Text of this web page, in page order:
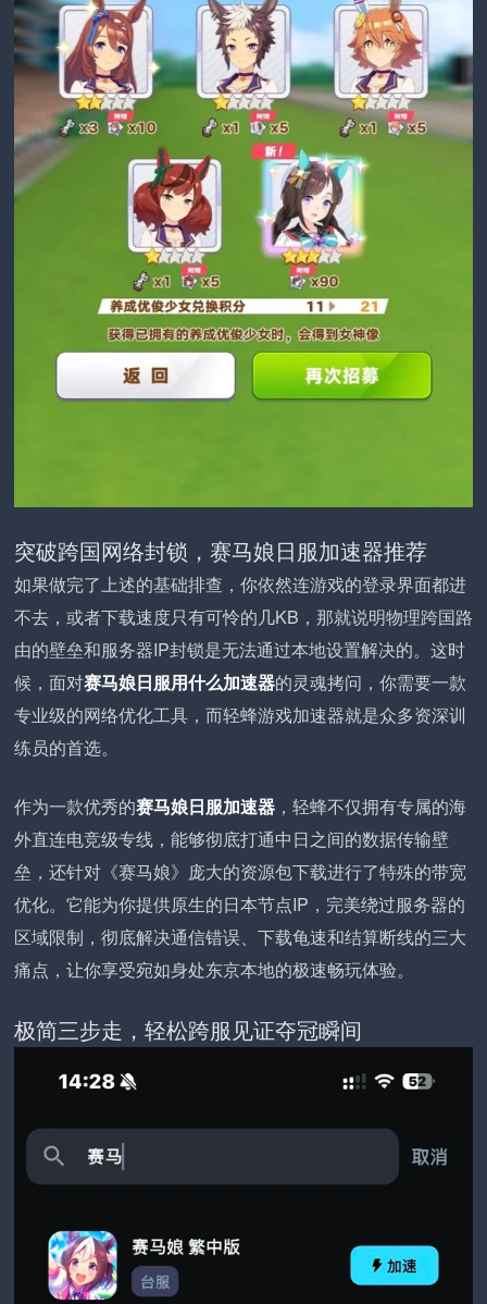
突破跨国网络封锁，赛马娘日服加速器推荐
如果做完了上述的基础排查，你依然连游戏的登录界面都进
不去，或者下载速度只有可怜的几KB，那就说明物理跨国路
由的壁垒和服务器IP封锁是无法通过本地设置解决的。这时
候，面对赛马娘日服用什么加速器的灵魂拷问，你需要一款
专业级的网络优化工具，而轻蜂游戏加速器就是众多资深训
练员的首选。
作为一款优秀的赛马娘日服加速器 ，轻蜂不仅拥有专属的海
外直连电竞级专线，能够彻底打通中日之间的数据传输壁
垒，还针对《赛马娘》庞大的资源包下载进行了特殊的带宽
优化。它能为你提供原生的日本节点IP，完美绕过服务器的
区域限制，彻底解决通信错误、下载龟速和结算断线的三大
痛点，让你享受宛如身处东京本地的极速畅玩体验。
极简三步走，轻松跨服见证夺冠瞬间